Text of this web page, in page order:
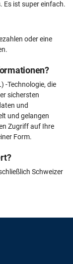
Es ist super einfach.
oder eine
-Technologie, die
sichersten
und
und gelangen
Zugriff auf Ihre
Form.
Schweizer